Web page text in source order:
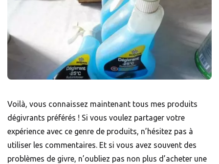
Voilà, vous connaissez maintenant tous mes produits
dégivrants préférés ! Si vous voulez partager votre
expérience avec ce genre de produits, n’hésitez pas à
utiliser les commentaires. Et si vous avez souvent des
problèmes de givre, n’oubliez pas non plus d’acheter une